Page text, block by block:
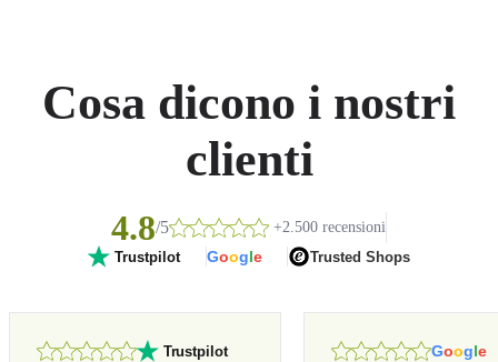
Cosa dicono i nostri
clienti
4.8/5 +2.500 recensioni
Trustpilot Google Trusted Shops
Trustpilot Google